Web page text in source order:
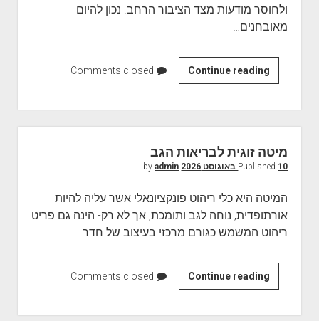
ולחוסר מודעות מצד הציבור הרחב. נכון להיום
מאובחנים…
Continue reading
ר
ע
ו
מיטה זוגית לבריאות הגב
Published 10 באוגוסט 2026 admin
המיטה היא כלי ריהוט פונקציונאלי אשר עליה להיות
אורתופדית, נוחה לגב ותומכת, אך לא רק- הינה גם פריט
ריהוט המשמש כגורם מרכזי בעיצוב של חדר…
Continue reading
י